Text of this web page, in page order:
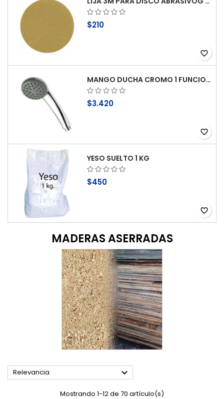
$210
favorite_border
MANGO DUCHA CROMO 1 FUNCION ANTICAL STRETTO
$3.420
favorite_border
YESO SUELTO 1 KG
$450
favorite_border
MADERAS ASERRADAS
Relevancia 
Mostrando 1-12 de 70 artículo(s)